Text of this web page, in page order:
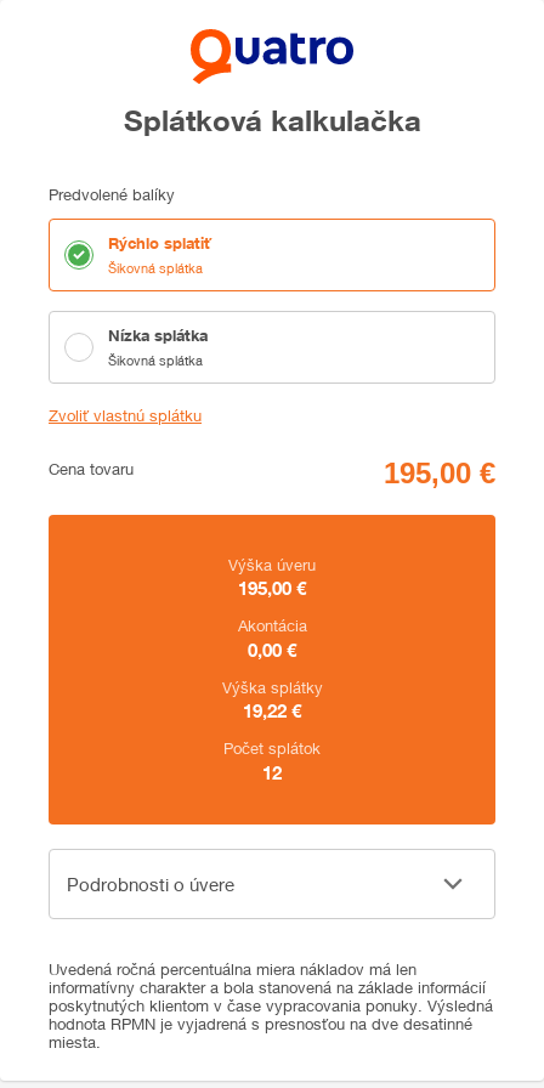
Splátková kalkulačka
Predvolené balíky
Rýchlo splatiť
Šikovná splátka
Nízka splátka
Šikovná splátka
Zvoliť vlastnú splátku
Cena
Cena tovaru
Zhrnutie
Výška úveru
195,00 €
Akontácia
0,00 €
Výška splátky
19,22 €
Počet splátok
12
Podrobnosti o úvere
Podrobnosti o úvere
Uvedená ročná percentuálna miera nákladov má len
informatívny charakter a bola stanovená na základe informácií
poskytnutých klientom v čase vypracovania ponuky. Výsledná
hodnota RPMN je vyjadrená s presnosťou na dve desatinné
miesta.